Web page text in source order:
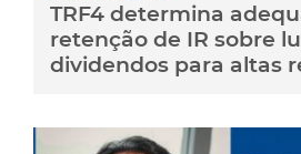
TRF4 determina
retenção de IR sobre
dividendos para altas